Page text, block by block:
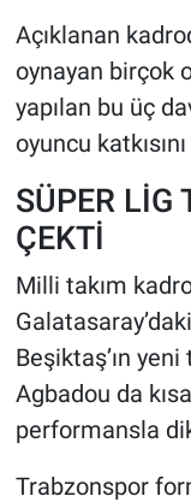
Açıklanan
oynayan birçok
yapılan bu üç
oyuncu
SÜPER LİG
ÇEKTİ
Milli takım
Beşiktaş’ın
Agbadou da
performansla
Trabzonspor
Bilim,